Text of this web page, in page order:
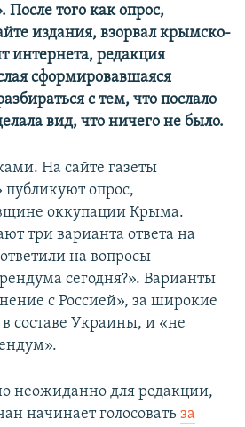
того как опрос,
издания, взорвал крымско-
интернета, редакция
сформировавшаяся
с тем, что послало
вид, что ничего не было.
На сайте газеты
опрос,
оккупации Крыма.
три варианта ответа на
на вопросы
сегодня?». Варианты
с Россией», за широкие
составе Украины, и «не
неожиданно для редакции,
начинает голосовать за